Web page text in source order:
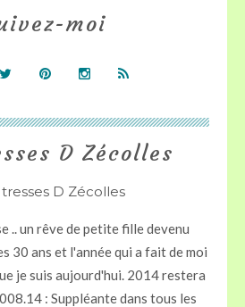
D Zécolles
.. un rêve de petite fille devenu
30 ans et l'année qui a fait de moi
je suis aujourd'hui. 2014 restera
: Suppléante dans tous les
moi